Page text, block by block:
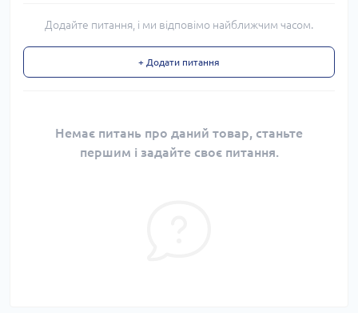
Додайте питання, і ми відповімо найближчим часом.
+ Додати питання
Немає питань про даний товар, станьте
першим і задайте своє питання.